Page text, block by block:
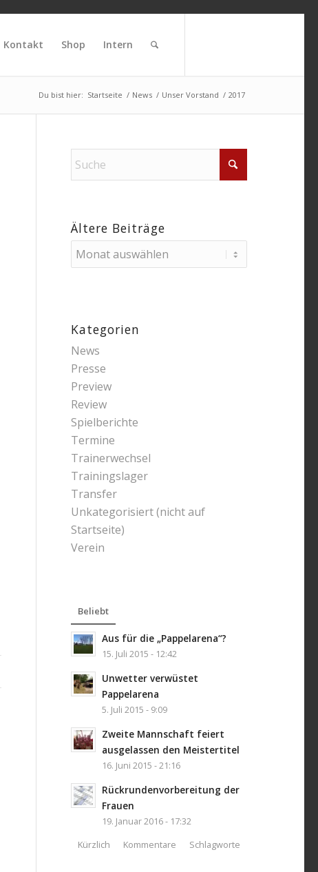
Kontakt Shop Intern
Du bist hier: Startseite / News / Unser Vorstand / 2017
Ältere Beiträge
Kategorien
News
Presse
Preview
Review
Spielberichte
Termine
Trainerwechsel
Trainingslager
Transfer
Unkategorisiert (nicht auf
Startseite)
Verein
Beliebt
Aus für die „Pappelarena“?
15. Juli 2015 - 12:42
Unwetter verwüstet
Pappelarena
5. Juli 2015 - 9:09
Zweite Mannschaft feiert
ausgelassen den Meistertitel
16. Juni 2015 - 21:16
Rückrundenvorbereitung der
Frauen
19. Januar 2016 - 17:32
Kürzlich Kommentare Schlagworte